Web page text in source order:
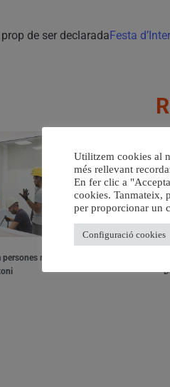
de ser declaradaFesta
majors del
Utilitzem cookies al
més rellevant
En fer clic a
cookies. Tanmateix,
per proporcionar un
Configuració cookies